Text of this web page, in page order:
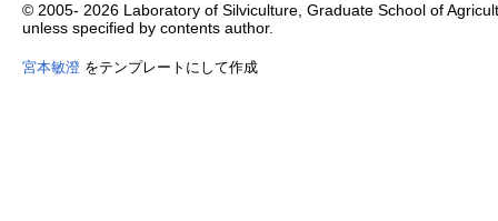
© 2005- 2026 Laboratory of Silviculture, Graduate School of
unless specified by contents author.
宮本敏澄をテンプレートにして作成